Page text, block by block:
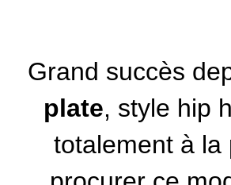
Grand succès
plate, style hip
totalement à la